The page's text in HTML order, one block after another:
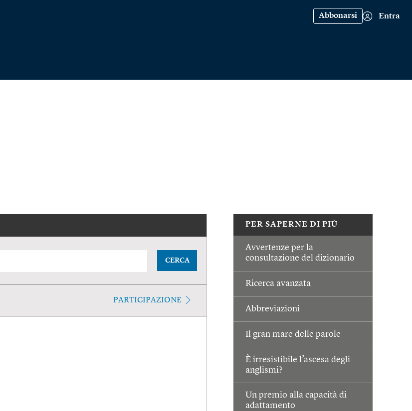
Abbonarsi Entra
PER SAPERNE DI PIÙ
Avvertenze per la
consultazione del dizionario
Ricerca avanzata
Abbreviazioni
Il gran mare delle parole
È irresistibile l’ascesa degli
anglismi?
Un premio alla capacità di
adattamento
CERCA
PARTICIPAZIONE